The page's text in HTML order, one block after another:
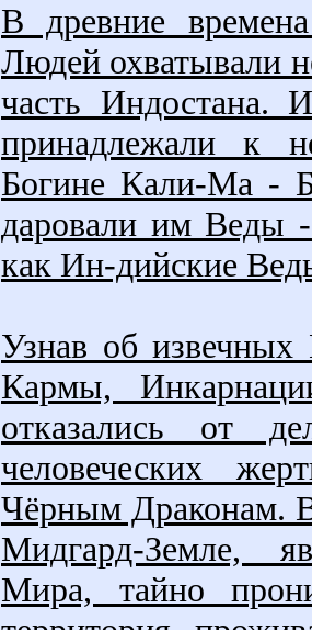
В древние
Людей охватывали
часть Индостана.
принадлежали к
Богине Кали-Ма -
даровали им Веды
как Ин-дийские
Узнав об извечных
Кармы,
отказались от
человеческих
Чёрным Драконам.
Мидгард-Земле,
Мира, тайно